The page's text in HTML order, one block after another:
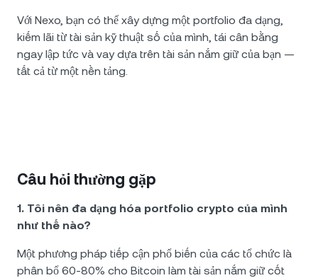
Với Nexo, bạn có thể xây dựng một portfolio đa dạng,
kiếm lãi từ tài sản kỹ thuật số của mình, tái cân bằng
ngay lập tức và vay dựa trên tài sản nắm giữ của bạn —
tất cả từ một nền tảng.
Câu hỏi thường gặp
1. Tôi nên đa dạng hóa portfolio crypto của mình
như thế nào?
Một phương pháp tiếp cận phổ biến của các tổ chức là
phân bổ 60-80% cho Bitcoin làm tài sản nắm giữ cốt